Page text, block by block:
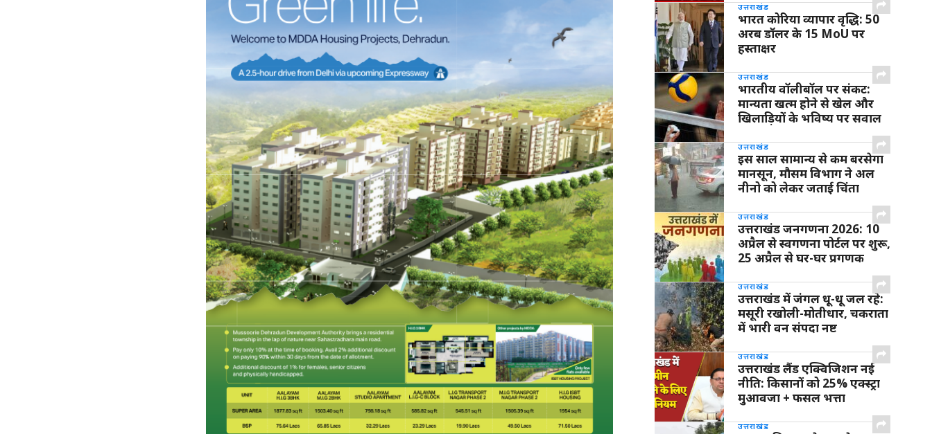
उत्तराखंड
भारत कोरिया व्यापार वृद्धि: 50
अरब डॉलर के 15 MoU पर
हस्ताक्षर
उत्तराखंड
भारतीय वॉलीबॉल पर संकट:
मान्यता खत्म होने से खेल और
खिलाड़ियों के भविष्य पर सवाल
उत्तराखंड
इस साल सामान्य से कम बरसेगा
मानसून, मौसम विभाग ने अल
नीनो को लेकर जताई चिंता
उत्तराखंड
उत्तराखंड जनगणना 2026: 10
अप्रैल से स्वगणना पोर्टल पर शुरू,
25 अप्रैल से घर-घर प्रगणक
उत्तराखंड
उत्तराखंड में जंगल धू-धू जल रहे:
मसूरी रखोली-मोतीधार, चकराता
में भारी वन संपदा नष्ट
उत्तराखंड
उत्तराखंड लैंड एक्विजिशन नई
नीति: किसानों को 25% एक्स्ट्रा
मुआवजा + फसल भत्ता
उत्तराखंड